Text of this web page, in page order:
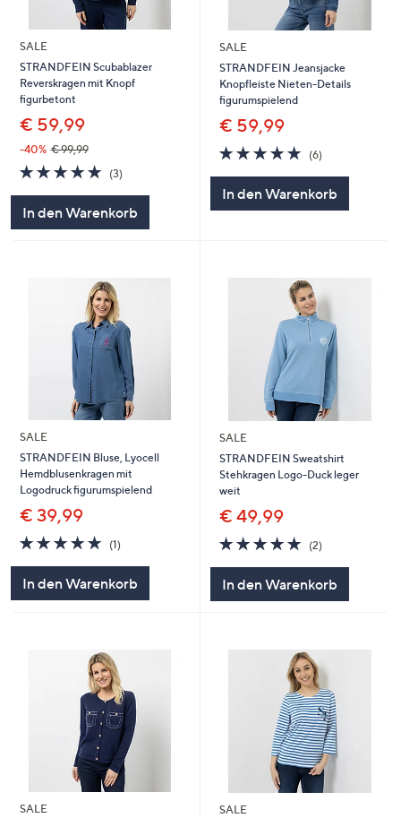
SALE
STRANDFEIN Scubablazer
Reverskragen mit Knopf
figurbetont
€ 59,99
-40% € 99,99
5.0
von
(3)3
In den Warenkorb
SALE
STRANDFEIN Jeansjacke
Knopfleiste Nieten-Details
figurumspielend
€ 59,99
5.0
von
(6)
In den Warenkorb
SALE
STRANDFEIN Bluse, Lyocell
Hemdblusenkragen mit
Logodruck figurumspielend
€ 39,99
5.0
von
(1)1
In den Warenkorb
SALE
STRANDFEIN Sweatshirt
Stehkragen Logo-Duck leger
weit
€ 49,99
5.0
von
(2)2
In den Warenkorb
SALE
SALE